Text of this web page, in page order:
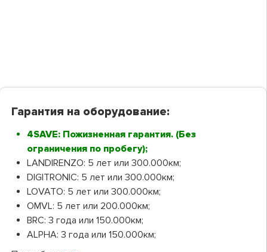
Гарантия на оборудование:
4SAVE: Пожизненная гарантия. (Без
ограничения по пробегу);
LANDIRENZO: 5 лет или 300.000км;
DIGITRONIC: 5 лет или 300.000км;
LOVATO: 5 лет или 300.000км;
OMVL: 5 лет или 200.000км;
BRC: 3 года или 150.000км;
ALPHA: 3 года или 150.000км;